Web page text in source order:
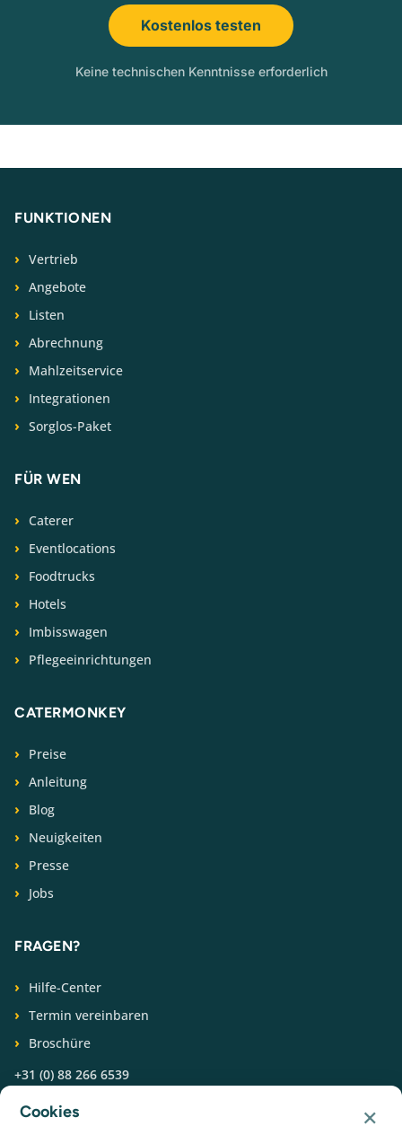
Kostenlos testen
Keine technischen Kenntnisse erforderlich
FUNKTIONEN
Vertrieb
Angebote
Listen
Abrechnung
Mahlzeitservice
Integrationen
Sorglos-Paket
FÜR WEN
Caterer
Eventlocations
Foodtrucks
Hotels
Imbisswagen
Pflegeeinrichtungen
CATERMONKEY
Preise
Anleitung
Blog
Neuigkeiten
Presse
Jobs
FRAGEN?
Hilfe-Center
Termin vereinbaren
Broschüre
+31 (0) 88 266 6539
FOLGEN SIE UNS
Cookies ×